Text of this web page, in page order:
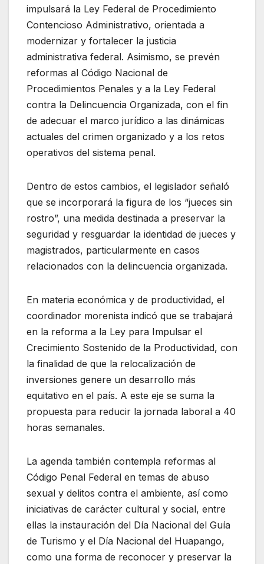
impulsará la Ley Federal de Procedimiento
Contencioso Administrativo, orientada a
modernizar y fortalecer la justicia
administrativa federal. Asimismo, se prevén
reformas al Código Nacional de
Procedimientos Penales y a la Ley Federal
contra la Delincuencia Organizada, con el fin
de adecuar el marco jurídico a las dinámicas
actuales del crimen organizado y a los retos
operativos del sistema penal.
Dentro de estos cambios, el legislador señaló
que se incorporará la figura de los “jueces sin
rostro”, una medida destinada a preservar la
seguridad y resguardar la identidad de jueces y
magistrados, particularmente en casos
relacionados con la delincuencia organizada.
En materia económica y de productividad, el
coordinador morenista indicó que se trabajará
en la reforma a la Ley para Impulsar el
Crecimiento Sostenido de la Productividad, con
la finalidad de que la relocalización de
inversiones genere un desarrollo más
equitativo en el país. A este eje se suma la
propuesta para reducir la jornada laboral a 40
horas semanales.
La agenda también contempla reformas al
Código Penal Federal en temas de abuso
sexual y delitos contra el ambiente, así como
iniciativas de carácter cultural y social, entre
ellas la instauración del Día Nacional del Guía
de Turismo y el Día Nacional del Huapango,
como una forma de reconocer y preservar la